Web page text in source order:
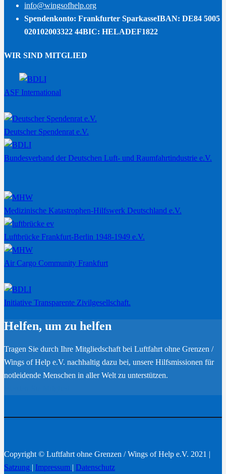
info@wingsofhelp.org
Spendenkonto: Frankfurter SparkasseIBAN: DE84 5005
020102003322 44BIC: HELADEF1822
WIR SIND MITGLIED
ASF International
Deutscher Spendenrat e.V.
Bundesverband der Deutschen Luft- und Raumfahrtindustrie e.V.
Medizinische Katastrophen-Hilfswerk Deutschland e.V.
Luftbrücke Frankfurt-Berlin 1948-1949 e.V.
Air Cargo Community Frankfurt
Initiative Transparente Zivilgesellschaft.
Helfen, um zu helfen
Tragen Sie durch Ihre Mitgliedschaft bei Luftfahrt ohne Grenzen /
Wings of Help e.V. nachhaltig dazu bei, unsere Hilfsmissionen für
notleidende Menschen in aller Welt zu unterstützen.
Copyright © Luftfahrt ohne Grenzen / Wings of Help e.V. 2021 |
Satzung | Impressum | Datenschutz